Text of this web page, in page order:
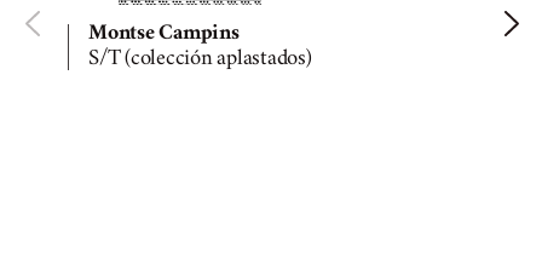
Montse Campins
S/T (colección aplastados)